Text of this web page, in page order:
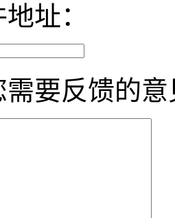
址：
需要反馈的